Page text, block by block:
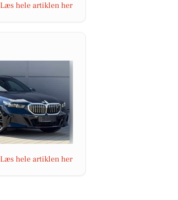
Læs hele artiklen her
Læs hele artiklen her